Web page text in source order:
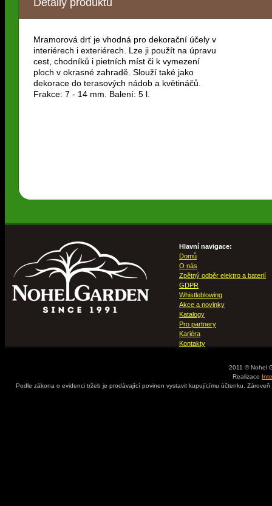
Detaily produktu
Mramorová drť je vhodná pro dekorační účely v
interiérech i exteriérech. Lze ji použít na úpravu
cest, chodníků i pietních míst či k vymezení
ploch v okrasné zahradě. Slouží také jako
dekorace do terasových nádob a květináčů.
Frakce: 7 - 14 mm. Balení: 5 l.
Hlavní navigace:
Domů
O nás
Zpětný odběr elektro a baterií
GDPR
Whistleblowing
Akce a novinky
Katalogy
Pro partnery
Kariéra
Kontakty
2011 © Nohel
Realizace
Podle zákona o evidenci tržeb je prodávající povinen vystavit kupujícímu účtenku.